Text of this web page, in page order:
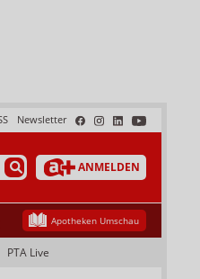
Newsletter
ANMELDEN
Apotheken Umschau
PTA Live